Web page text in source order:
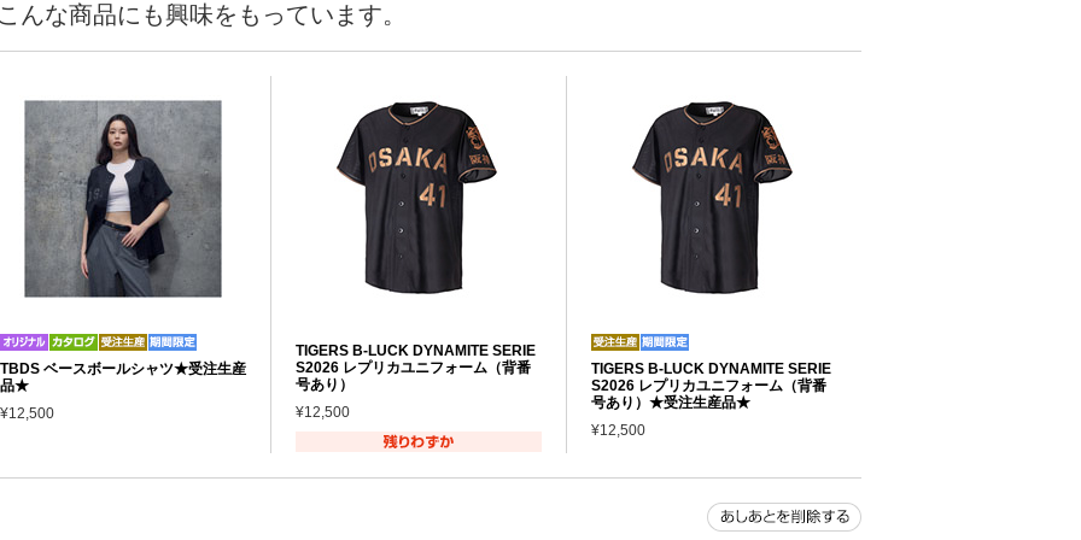
んな商品にも興味をもっています。
TBDS ベースボールシャツ★受注生産
品★
¥12,500
TIGERS B-LUCK DYNAMITE SERIE
S2026 レプリカユニフォーム（背番
号あり）
¥12,500
TIGERS B-LUCK DYNAMITE SERIE
S2026 レプリカユニフォーム（背番
号あり）★受注生産品★
¥12,500